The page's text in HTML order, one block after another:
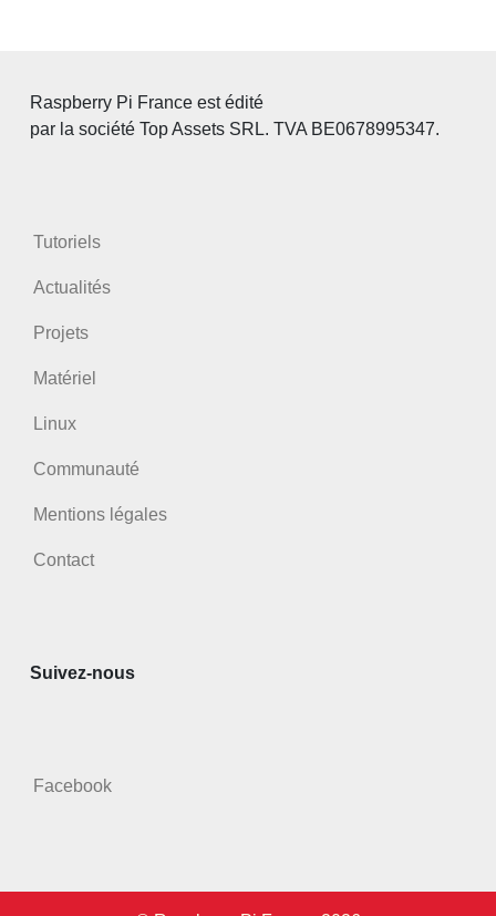
Raspberry Pi France est édité
par la société Top Assets SRL. TVA BE0678995347.
Tutoriels
Actualités
Projets
Matériel
Linux
Communauté
Mentions légales
Contact
Suivez-nous
Facebook